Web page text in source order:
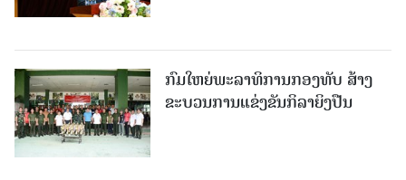
ກົມໃຫຍ່ພະລາທິການກອງທັບ ສ້າງ
ຂະບວນການແຂ່ງຂັນກິລາຍິງປືນ